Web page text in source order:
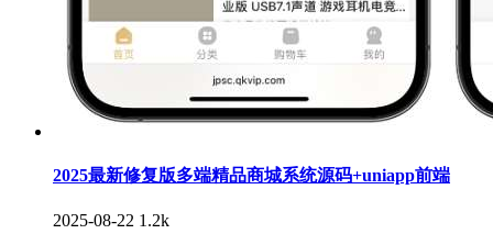
2025最新修复版多端精品商城系统源码+uniapp前端
2025-08-22 1.2k